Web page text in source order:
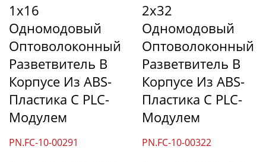
1x16
Одномодовый
Оптоволоконный
Разветвитель В
Корпусе Из ABS-
Пластика С PLC-
Модулем
PN.FC-10-00291
2x32
Одномодовый
Оптоволоконный
Разветвитель В
Корпусе Из ABS-
Пластика С PLC-
Модулем
PN.FC-10-00322